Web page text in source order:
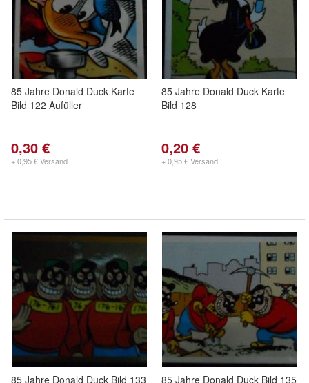
85 Jahre Donald Duck Karte
Bild 122 Aufüller
0,30 €
+ 0,95 € Versand
85 Jahre Donald Duck Karte
Bild 128
0,20 €
+ 0,95 € Versand
85 Jahre Donald Duck Bild 133
85 Jahre Donald Duck Bild 135